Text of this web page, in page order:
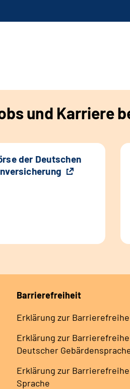
und Karriere
der Deutschen
Barrierefreiheit
Erklärung zur
Erklärung zur
Deutscher
Erklärung zur
Sprache